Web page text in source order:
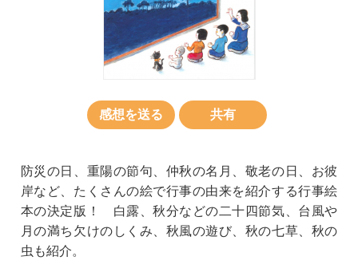
感想を送る 共有
防災の日、重陽の節句、仲秋の名月、敬老の日、お彼
岸など、たくさんの絵で行事の由来を紹介する行事絵
本の決定版！ 白露、秋分などの二十四節気、台風や
月の満ち欠けのしくみ、秋風の遊び、秋の七草、秋の
虫も紹介。